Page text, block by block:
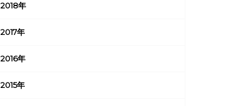
2018年
2017年
2016年
2015年